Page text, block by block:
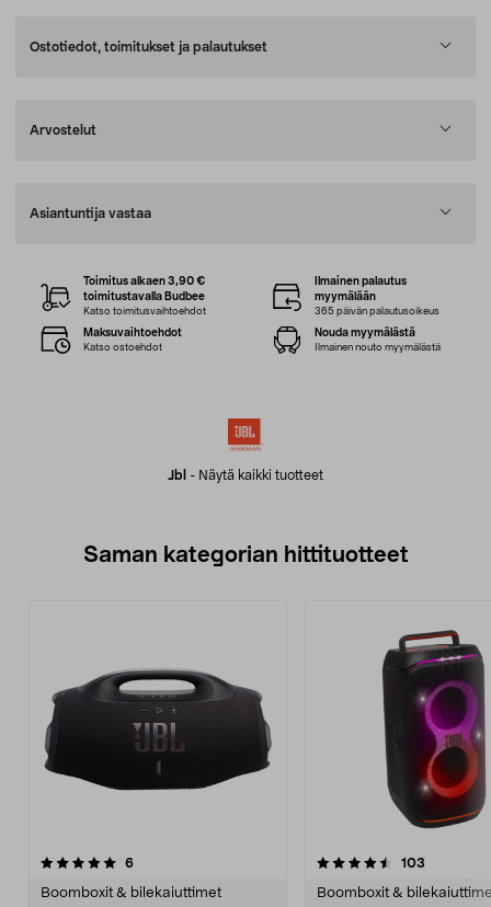
Ostotiedot, toimitukset ja palautukset
Arvostelut
Asiantuntija vastaa
Jbl - Näytä kaikki tuotteet
Toimitus alkaen 3,90 €
toimitustavalla Budbee
Katso toimitusvaihtoehdot
Ilmainen palautus
myymälään
365 päivän palautusoikeus
Maksuvaihtoehdot
Katso ostoehdot
Nouda myymälästä
Ilmainen nouto myymälästä
Saman kategorian hittituotteet
6arvostelut
Boomboxit & bilekaiuttimet
4.5 viidestä
103
Boomboxit &
4.5 viidestä